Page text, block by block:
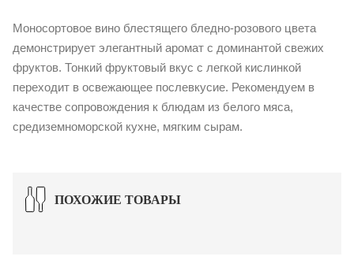
Моносортовое вино блестящего бледно-розового цвета
демонстрирует элегантный аромат с доминантой свежих
фруктов. Тонкий фруктовый вкус с легкой кислинкой
переходит в освежающее послевкусие. Рекомендуем в
качестве сопровождения к блюдам из белого мяса,
средиземноморской кухне, мягким сырам.
ПОХОЖИЕ ТОВАРЫ